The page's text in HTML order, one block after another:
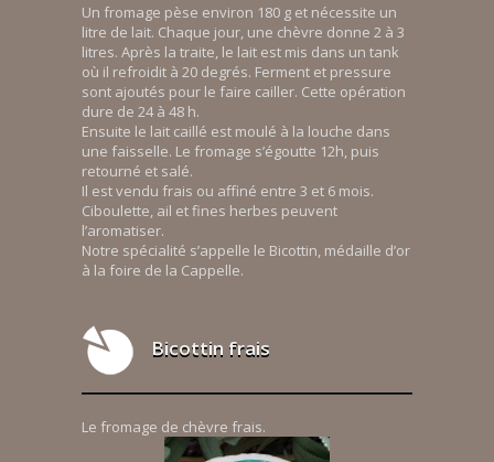
Un fromage pèse environ 180 g et nécessite un
litre de lait. Chaque jour, une chèvre donne 2 à 3
litres. Après la traite, le lait est mis dans un tank
où il refroidit à 20 degrés. Ferment et pressure
sont ajoutés pour le faire cailler. Cette opération
dure de 24 à 48 h.
Ensuite le lait caillé est moulé à la louche dans
une faisselle. Le fromage s’égoutte 12h, puis
retourné et salé.
Il est vendu frais ou affiné entre 3 et 6 mois.
Ciboulette, ail et fines herbes peuvent
l’aromatiser.
Notre spécialité s’appelle le Bicottin, médaille d’or
à la foire de la Cappelle.
Bicottin frais
Le fromage de chèvre frais.